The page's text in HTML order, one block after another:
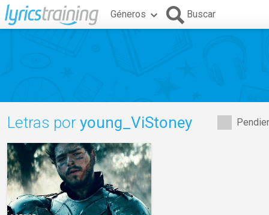
Géneros Buscar
Letras por young_ViStoney